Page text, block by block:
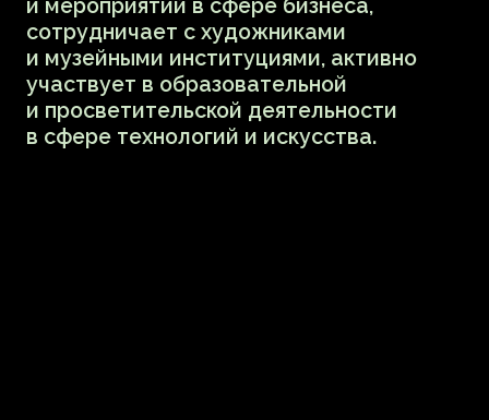
проникают в театр? Как на развитие
цифрового театра в России повлияли
ковид и локдаун? Есть ли разница между
цифровым и онлайн театром? Как
формируются цифровые платформы,
какие формы участия, акторы и способы
коммуникации. Трансмедиальность,
влияние, эксклюзивность,